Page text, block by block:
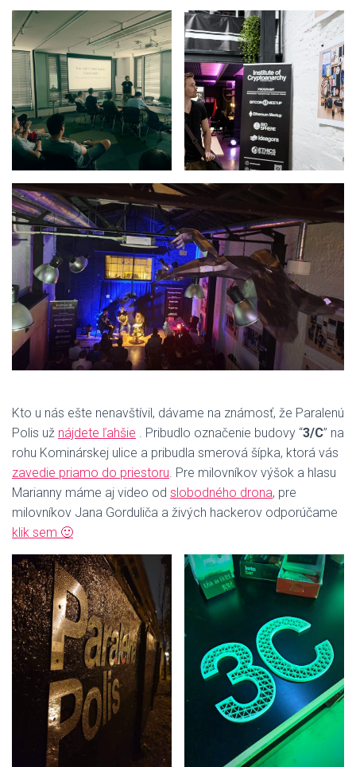
Kto u nás ešte nenavštívil, dávame na známosť, že Paralenú
Polis už nájdete ľahšie . Pribudlo označenie budovy “3/C” na
rohu Kominárskej ulice a pribudla smerová šípka, ktorá vás
zavedie priamo do priestoru. Pre milovníkov výšok a hlasu
Marianny máme aj video od slobodného drona, pre
milovníkov Jana Gorduliča a živých hackerov odporúčame
klik sem 🙂